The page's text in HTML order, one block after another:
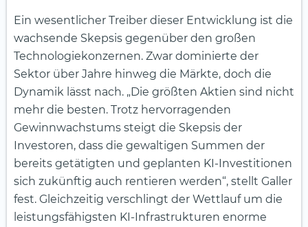
Ein wesentlicher Treiber dieser Entwicklung ist die
wachsende Skepsis gegenüber den großen
Technologiekonzernen. Zwar dominierte der
Sektor über Jahre hinweg die Märkte, doch die
Dynamik lässt nach. „Die größten Aktien sind nicht
mehr die besten. Trotz hervorragenden
Gewinnwachstums steigt die Skepsis der
Investoren, dass die gewaltigen Summen der
bereits getätigten und geplanten KI-Investitionen
sich zukünftig auch rentieren werden“, stellt Galler
fest. Gleichzeitig verschlingt der Wettlauf um die
leistungsfähigsten KI-Infrastrukturen enorme